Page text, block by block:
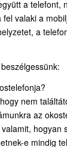
a telefont,
valaki a
a
nem
az
hogyan
e mindig